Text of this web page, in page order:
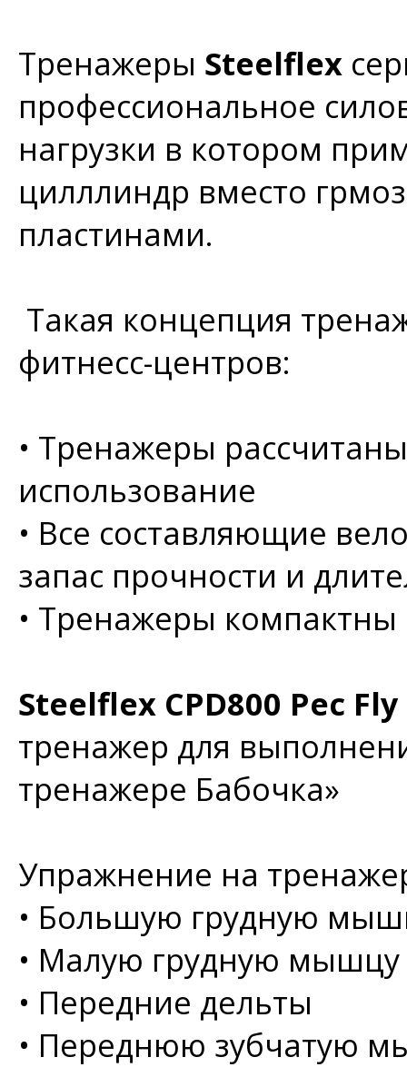
Тренажеры Steelflex
профессиональное
нагрузки в котором
цилллиндр вместо
пластинами.
Такая концепция
фитнесс-центров:
• Тренажеры
использование
• Все составляющие
запас прочности и
• Тренажеры компактны
Steelflex CPD800 Pec
тренажер для
тренажере Бабочка»
Упражнение на
• Большую грудную
• Малую грудную мышцу
• Передние дельты
• Переднюю зубчатую